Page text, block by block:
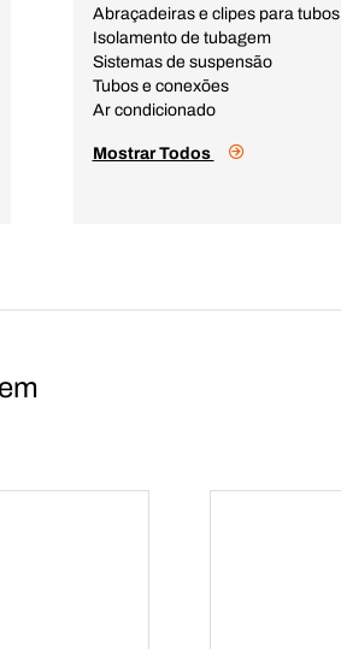
Abraçadeiras e clipes para tubos
Isolamento de tubagem
Sistemas de suspensão
Tubos e conexões
Ar condicionado
Mostrar Todos